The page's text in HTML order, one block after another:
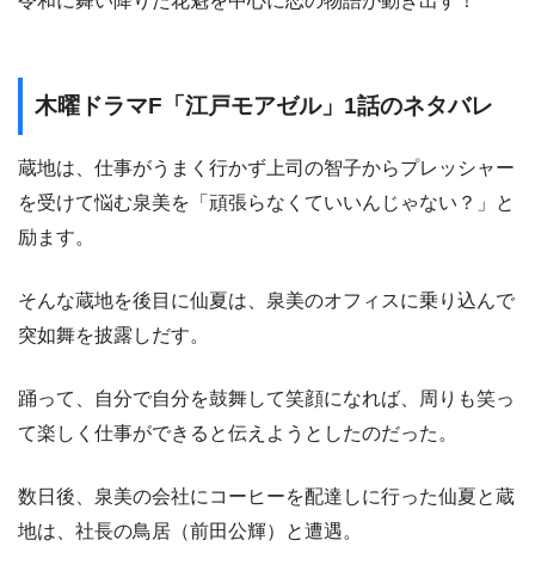
木曜ドラマF「江戸モアゼル」1話のネタバレ
蔵地は、仕事がうまく行かず上司の智子からプレッシャー
を受けて悩む泉美を「頑張らなくていいんじゃない？」と
励ます。
そんな蔵地を後目に仙夏は、泉美のオフィスに乗り込んで
突如舞を披露しだす。
踊って、自分で自分を鼓舞して笑顔になれば、周りも笑っ
て楽しく仕事ができると伝えようとしたのだった。
数日後、泉美の会社にコーヒーを配達しに行った仙夏と蔵
地は、社長の鳥居（前田公輝）と遭遇。